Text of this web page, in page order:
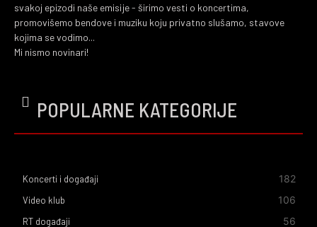
svakoj epizodi naše emisije - širimo vesti o koncertima,
promovišemo bendove i muziku koju privatno slušamo, stavove
kojima se vodimo...
Mi nismo novinari!
POPULARNE KATEGORIJE
Koncerti i događaji 182
Video klub 106
RT događaji 56